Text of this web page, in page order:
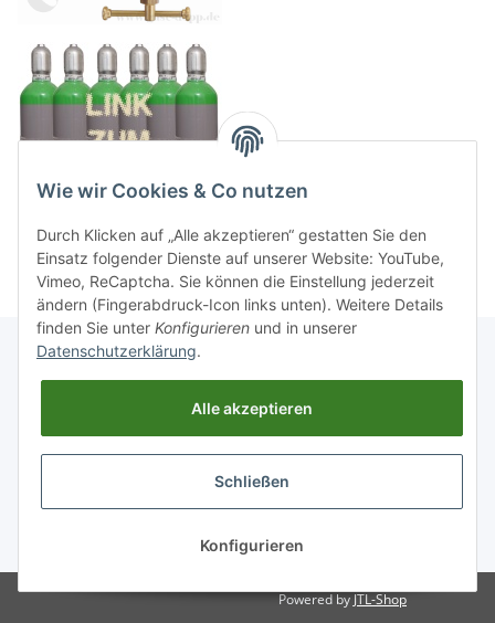
Gesetzliche Informationen
Powered by JTL-Shop
Wie wir Cookies & Co nutzen
Durch Klicken auf „Alle akzeptieren“ gestatten Sie den
Einsatz folgender Dienste auf unserer Website: YouTube,
Vimeo, ReCaptcha. Sie können die Einstellung jederzeit
ändern (Fingerabdruck-Icon links unten). Weitere Details
finden Sie unter Konfigurieren und in unserer
Datenschutzerklärung.
Alle akzeptieren
Schließen
Konfigurieren